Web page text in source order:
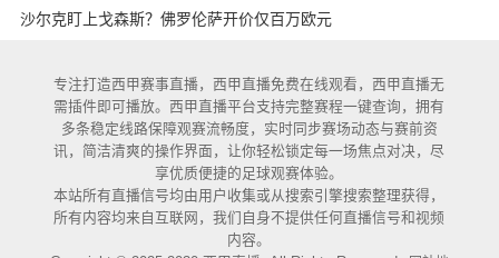
沙尔克盯上戈森斯？佛罗伦萨开价仅百万欧元
专注打造西甲赛事直播，西甲直播免费在线观看，西甲直播无
需插件即可播放。西甲直播平台支持完整赛程一键查询，拥有
多条稳定线路保障观赛流畅度，实时同步赛场动态与赛前资
讯，简洁清爽的操作界面，让你轻松锁定每一场焦点对决，尽
享优质便捷的足球观赛体验。
本站所有直播信号均由用户收集或从搜索引擎搜索整理获得，
所有内容均来自互联网，我们自身不提供任何直播信号和视频
内容。